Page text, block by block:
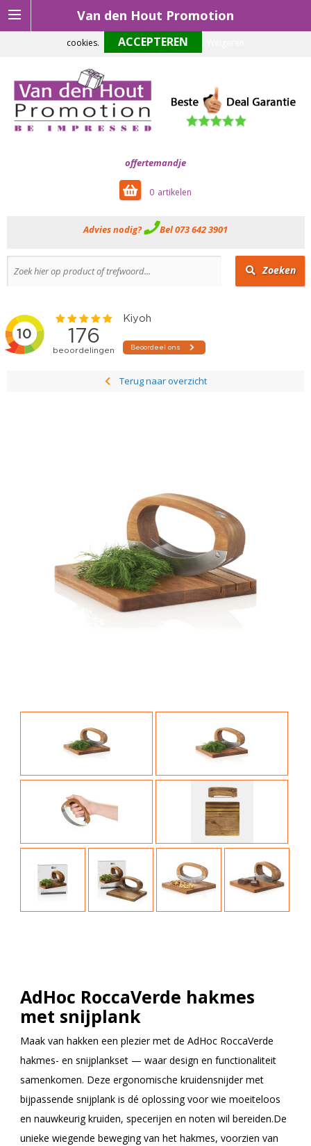
Van den Hout Promotion
offertemandje
0
Advies nodig? Bel 073 642 3901
Zoeken
Terug naar overzicht
AdHoc RoccaVerde hakmes
met snijplank
Maak van hakken een plezier met de AdHoc RoccaVerde
hakmes- en snijplankset — waar design en functionaliteit
samenkomen. Deze ergonomische kruidensnijder met
bijpassende snijplank is dé oplossing voor wie moeiteloos
en nauwkeurig kruiden, specerijen en noten wil bereiden.De
unieke wiegende beweging van het hakmes, voorzien van
Om onze website optimaal te laten functioneren maken wij gebruik van
cookies.